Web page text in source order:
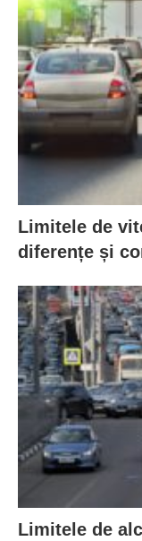
Limitele de
diferențe și
Limitele de